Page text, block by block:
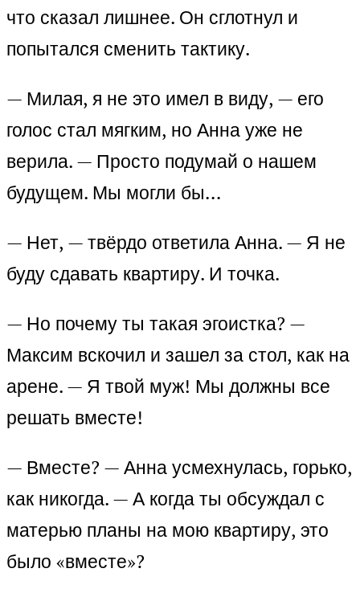
что сказал лишнее. Он сглотнул и
попытался сменить тактику.
— Милая, я не это имел в виду, — его
голос стал мягким, но Анна уже не
верила. — Просто подумай о нашем
будущем. Мы могли бы…
— Нет, — твёрдо ответила Анна. — Я не
буду сдавать квартиру. И точка.
— Но почему ты такая эгоистка? —
Максим вскочил и зашел за стол, как на
арене. — Я твой муж! Мы должны все
решать вместе!
— Вместе? — Анна усмехнулась, горько,
как никогда. — А когда ты обсуждал с
матерью планы на мою квартиру, это
было «вместе»?